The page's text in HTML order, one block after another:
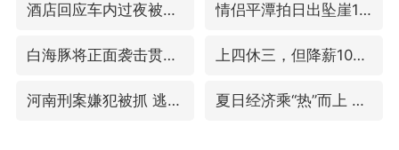
酒店回应车内过夜被收150元 情侣平潭拍日出坠崖1死1伤
白海豚将正面袭击贯穿浙江 上四休三，但降薪1000元，你接受吗？
河南刑案嫌犯被抓 逃窜时伤害多人 夏日经济乘“热”而上 消费市场向“新”而行